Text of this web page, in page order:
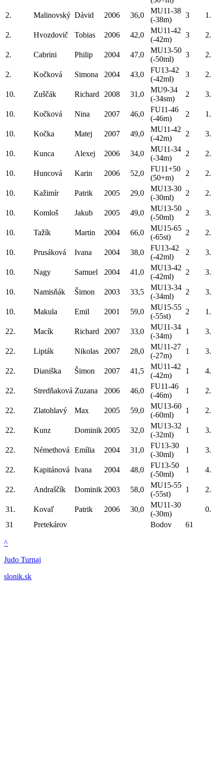
2. Malinovský Dávid 2006 36,0
MU11-38
(-38m)
3 1.
2. Hvozdovič Tobias 2006 42,0
MU11-42
(-42m)
3 2.
2. Cabrini Philip 2004 47,0
MU13-50
(-50ml)
3 2.
2. Kočková Simona 2004 43,0
FU13-42
(-42ml)
3 2.
10. Zuščák Richard 2008 31,0
MU9-34
(-34sm)
2 3.
10. Kočková Nina 2007 46,0
FU11-46
(-46m)
2 1.
10. Kočka Matej 2007 49,0
MU11-42
(-42m)
2 3.
10. Kunca Alexej 2006 34,0
MU11-34
(-34m)
2 2.
10. Huncová Karin 2006 52,0
FU11+50
(50+m)
2 2.
10. Kažimír Patrik 2005 29,0
MU13-30
(-30ml)
2 2.
10. Komloš Jakub 2005 49,0
MU13-50
(-50ml)
2 3.
10. Tažík Martin 2004 66,0
MU15-65
(-65st)
2 2.
10. Prusáková Ivana 2004 38,0
FU13-42
(-42ml)
2 3.
10. Nagy Samuel 2004 41,0
MU13-42
(-42ml)
2 3.
10. Namisňák Šimon 2003 33,5
MU13-34
(-34ml)
2 3.
10. Makula Emil 2001 59,0
MU15-55
(-55st)
2 1.
22. Macík Richard 2007 33,0
MU11-34
(-34m)
1 3.
22. Lipták Nikolas 2007 28,0
MU11-27
(-27m)
1 3.
22. Dianiška Šimon 2007 41,5
MU11-42
(-42m)
1 4.
22. Stredňaková Zuzana 2006 46,0
FU11-46
(-46m)
1 2.
22. Zlatohlavý Max 2005 59,0
MU13-60
(-60ml)
1 2.
22. Kunz Dominik 2005 32,0
MU13-32
(-32ml)
1 3.
22. Némethová Emília 2004 31,0
FU13-30
(-30ml)
1 3.
22. Kapitánová Ivana 2004 48,0
FU13-50
(-50ml)
1 4.
22. Andraščík Dominik 2003 58,0
MU15-55
(-55st)
1 2.
31. Kovaľ Patrik 2006 30,0
MU11-30
(-30m)
0.
31
Pretekárov Bodov 61
^
Judo Turnaj
slonik.sk